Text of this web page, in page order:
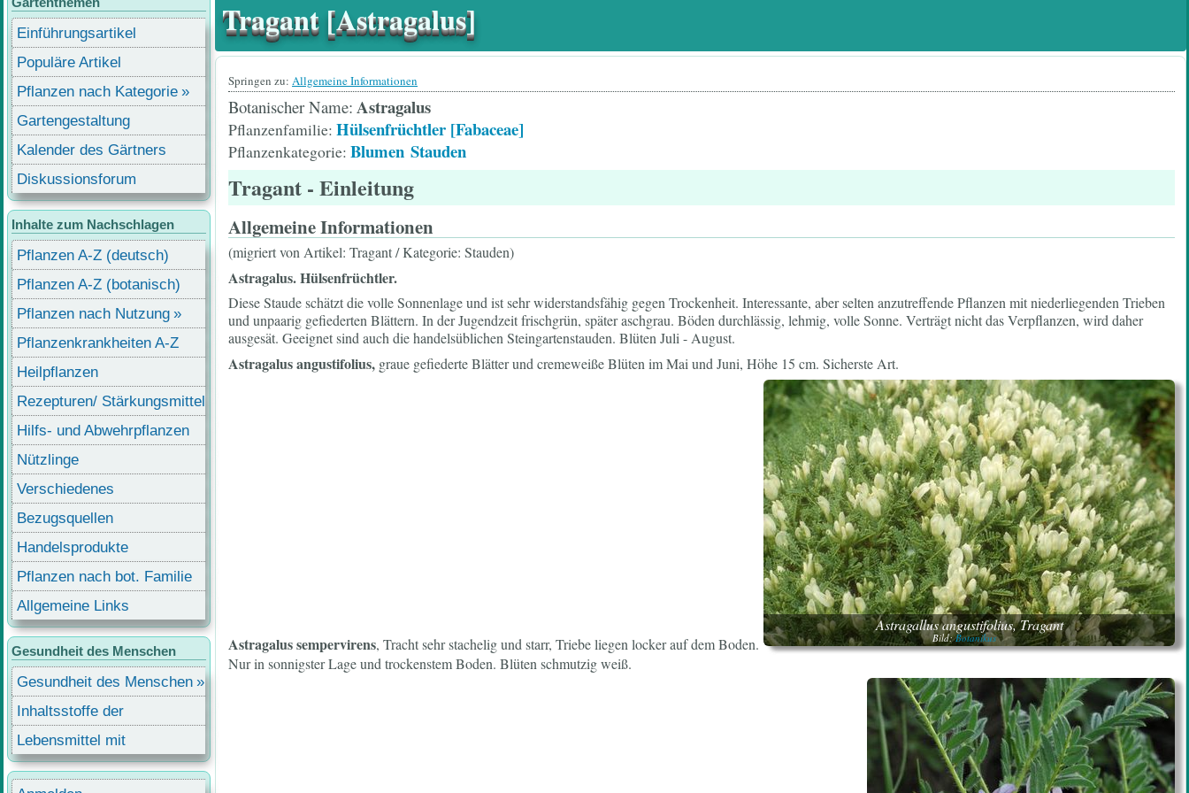
Tragant [Astragalus]
Springen zu: Allgemeine Informationen
Botanischer Name Astragalus
Pflanzenfamilie Hülsenfrüchtler [Fabaceae]
Pflanzenkategorie Blumen Stauden
Tragant - Einleitung
Allgemeine Informationen
(migriert von Artikel: Tragant / Kategorie: Stauden)
Astragalus. Hülsenfrüchtler.
Diese Staude schätzt die volle Sonnenlage und ist sehr widerstandsfähig gegen Trockenheit. Interessante, aber selten anzutreffende Pflanzen mit niederliegenden Trieben
und unpaarig gefiederten Blättern. In der Jugendzeit frischgrün, später aschgrau. Böden durchlässig, lehmig, volle Sonne. Verträgt nicht das Verpflanzen, wird daher
ausgesät. Geeignet sind auch die handelsüblichen Steingartenstauden. Blüten Juli - August.
Astragalus angustifolius, graue gefiederte Blätter und cremeweiße Blüten im Mai und Juni, Höhe 15 cm. Sicherste Art.
Astragallus angustifolius, Tragant
Bild:Botanikus
Astragalus sempervirens, Tracht sehr stachelig und starr, Triebe liegen locker auf dem Boden.
Nur in sonnigster Lage und trockenstem Boden. Blüten schmutzig weiß.
Einführungsartikel
Populäre Artikel
Pflanzen nach Kategorie
Gartengestaltung
Kalender des Gärtners
Diskussionsforum
Inhalte zum Nachschlagen
Pflanzen A-Z (deutsch)
Pflanzen A-Z (botanisch)
Pflanzen nach Nutzung
Pflanzenkrankheiten A-Z
Heilpflanzen
Rezepturen/ Stärkungsmittel
Hilfs- und Abwehrpflanzen
Nützlinge
Verschiedenes
Bezugsquellen
Handelsprodukte
Pflanzen nach bot. Familie
Allgemeine Links
Gesundheit des Menschen
Gesundheit des Menschen
Inhaltsstoffe der
Lebensmittel
Lebensmittel mit
Inhaltsstoffen
Benutzermenü